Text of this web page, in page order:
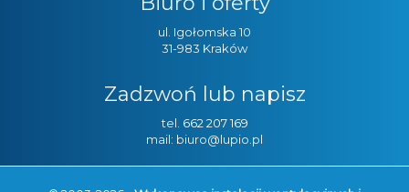
ul. Igołomska 10
31-983 Kraków
Zadzwoń lub napisz
tel. 662 207 169
mail: biuro@lupio.pl